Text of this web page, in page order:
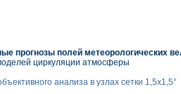
прогнозы полей метеорологических
циркуляции атмосферы
анализа в узлах сетки 1,5x1,5°